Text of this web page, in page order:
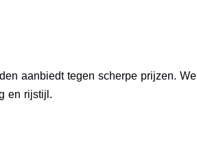
aanbiedt tegen scherpe prijzen. We
en rijstijl.